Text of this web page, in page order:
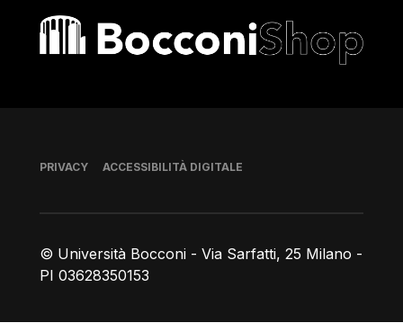
Bocconi shop
© Università Bocconi - Via Sarfatti, 25 Milano -
PI 03628350153
Piè di pagina
PRIVACY ACCESSIBILITÀ DIGITALE